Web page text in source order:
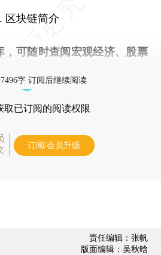
区块链简介
，可随时查阅宏观经济、股票
字 订阅后继续阅读
取已订阅的阅读权限
订阅/会员升级
责任编辑：张帆
版面编辑：吴秋晗